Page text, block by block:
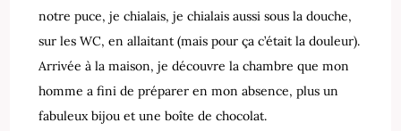
notre puce, je chialais, je chialais aussi sous la douche,
sur les WC, en allaitant (mais pour ça c’était la douleur).
Arrivée à la maison, je découvre la chambre que mon
homme a fini de préparer en mon absence, plus un
fabuleux bijou et une boîte de chocolat.